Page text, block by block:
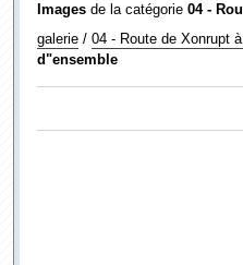
Imagesde la catégorie 04 -
galerie/ 04 - Route de Xonrupt
d"ensemble